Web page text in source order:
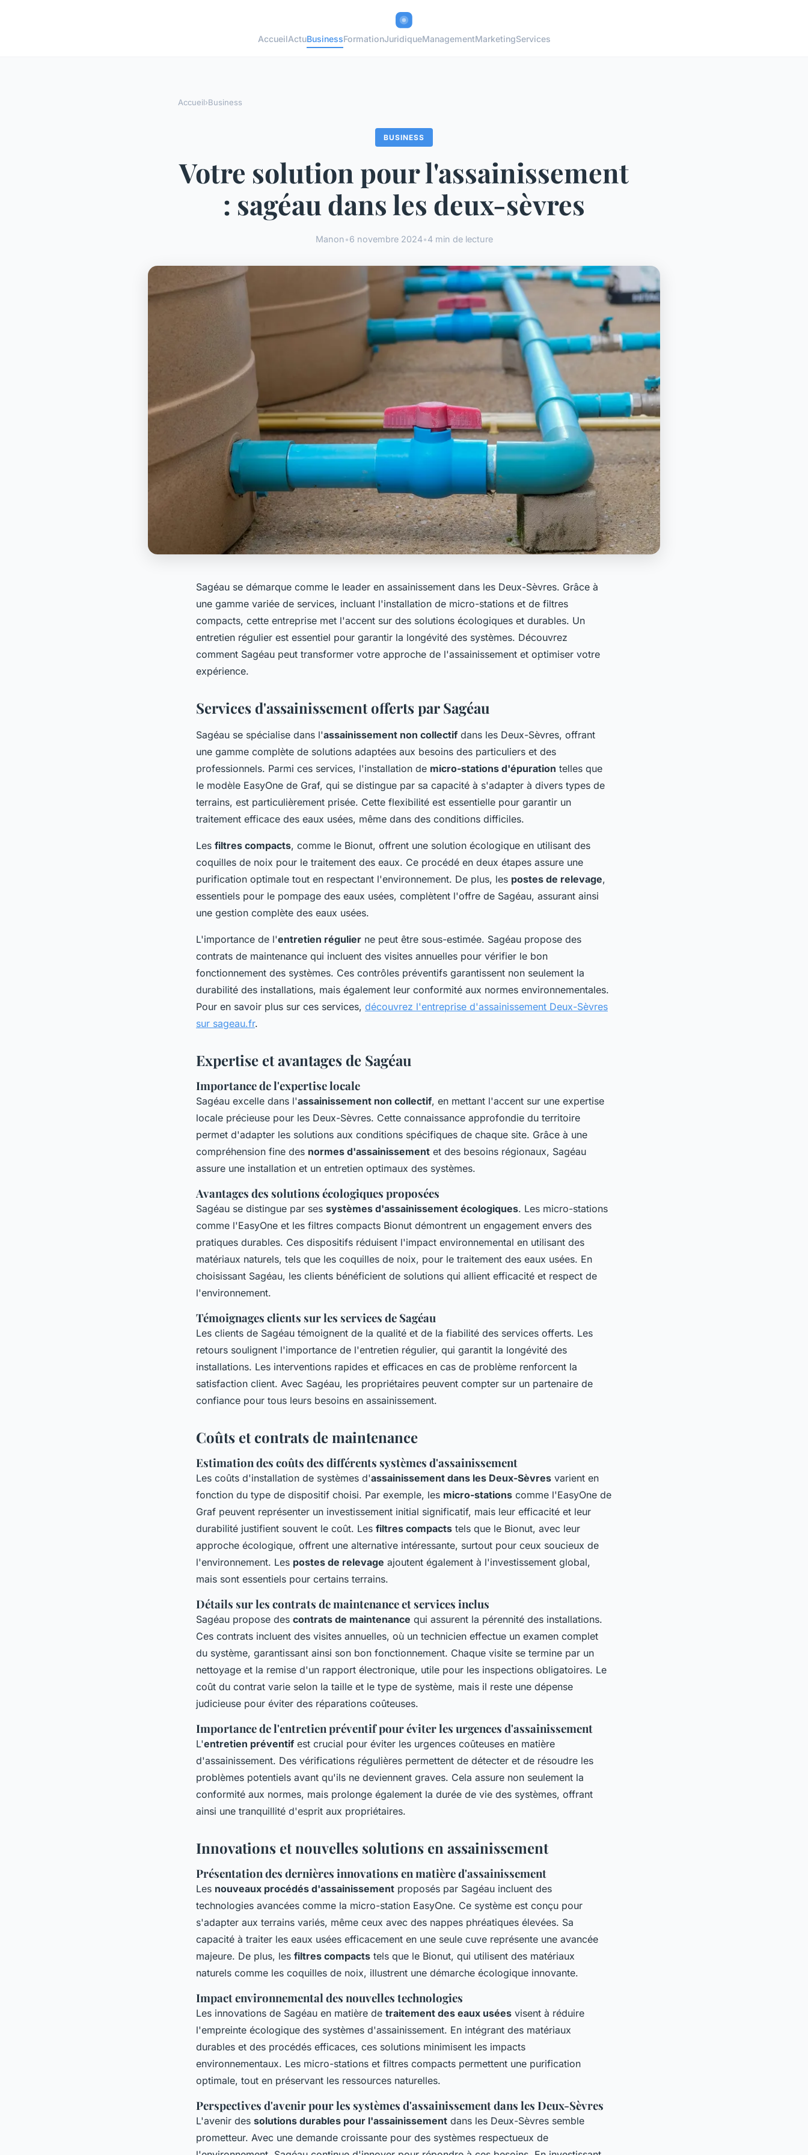
AccueilActuBusinessFormationJuridiqueManagementMarketingServices
Accueil›Business
BUSINESS
Votre solution pour l'assainissement
: sagéau dans les deux-sèvres
Manon•6 novembre 2024•4 min de lecture
Sagéau se démarque comme le leader en assainissement dans les Deux-Sèvres. Grâce à
une gamme variée de services, incluant l'installation de micro-stations et de filtres
compacts, cette entreprise met l'accent sur des solutions écologiques et durables. Un
entretien régulier est essentiel pour garantir la longévité des systèmes. Découvrez
comment Sagéau peut transformer votre approche de l'assainissement et optimiser votre
expérience.
Services d'assainissement offerts par Sagéau
Sagéau se spécialise dans l'assainissement non collectif dans les Deux-Sèvres, offrant
une gamme complète de solutions adaptées aux besoins des particuliers et des
professionnels. Parmi ces services, l'installation de micro-stations d'épuration telles que
le modèle EasyOne de Graf, qui se distingue par sa capacité à s'adapter à divers types de
terrains, est particulièrement prisée. Cette flexibilité est essentielle pour garantir un
traitement efficace des eaux usées, même dans des conditions difficiles.
Les filtres compacts, comme le Bionut, offrent une solution écologique en utilisant des
coquilles de noix pour le traitement des eaux. Ce procédé en deux étapes assure une
purification optimale tout en respectant l'environnement. De plus, les postes de relevage,
essentiels pour le pompage des eaux usées, complètent l'offre de Sagéau, assurant ainsi
une gestion complète des eaux usées.
L'importance de l'entretien régulier ne peut être sous-estimée. Sagéau propose des
contrats de maintenance qui incluent des visites annuelles pour vérifier le bon
fonctionnement des systèmes. Ces contrôles préventifs garantissent non seulement la
durabilité des installations, mais également leur conformité aux normes environnementales.
Pour en savoir plus sur ces services, découvrez l'entreprise d'assainissement Deux-Sèvres
sur sageau.fr.
Expertise et avantages de Sagéau
Importance de l'expertise locale
Sagéau excelle dans l'assainissement non collectif, en mettant l'accent sur une expertise
locale précieuse pour les Deux-Sèvres. Cette connaissance approfondie du territoire
permet d'adapter les solutions aux conditions spécifiques de chaque site. Grâce à une
compréhension fine des normes d'assainissement et des besoins régionaux, Sagéau
assure une installation et un entretien optimaux des systèmes.
Avantages des solutions écologiques proposées
Sagéau se distingue par ses systèmes d'assainissement écologiques. Les micro-stations
comme l'EasyOne et les filtres compacts Bionut démontrent un engagement envers des
pratiques durables. Ces dispositifs réduisent l'impact environnemental en utilisant des
matériaux naturels, tels que les coquilles de noix, pour le traitement des eaux usées. En
choisissant Sagéau, les clients bénéficient de solutions qui allient efficacité et respect de
l'environnement.
Témoignages clients sur les services de Sagéau
Les clients de Sagéau témoignent de la qualité et de la fiabilité des services offerts. Les
retours soulignent l'importance de l'entretien régulier, qui garantit la longévité des
installations. Les interventions rapides et efficaces en cas de problème renforcent la
satisfaction client. Avec Sagéau, les propriétaires peuvent compter sur un partenaire de
confiance pour tous leurs besoins en assainissement.
Coûts et contrats de maintenance
Estimation des coûts des différents systèmes d'assainissement
Les coûts d'installation de systèmes d'assainissement dans les Deux-Sèvres varient en
fonction du type de dispositif choisi. Par exemple, les micro-stations comme l'EasyOne de
Graf peuvent représenter un investissement initial significatif, mais leur efficacité et leur
durabilité justifient souvent le coût. Les filtres compacts tels que le Bionut, avec leur
approche écologique, offrent une alternative intéressante, surtout pour ceux soucieux de
l'environnement. Les postes de relevage ajoutent également à l'investissement global,
mais sont essentiels pour certains terrains.
Détails sur les contrats de maintenance et services inclus
Sagéau propose des contrats de maintenance qui assurent la pérennité des installations.
Ces contrats incluent des visites annuelles, où un technicien effectue un examen complet
du système, garantissant ainsi son bon fonctionnement. Chaque visite se termine par un
nettoyage et la remise d'un rapport électronique, utile pour les inspections obligatoires. Le
coût du contrat varie selon la taille et le type de système, mais il reste une dépense
judicieuse pour éviter des réparations coûteuses.
Importance de l'entretien préventif pour éviter les urgences d'assainissement
L'entretien préventif est crucial pour éviter les urgences coûteuses en matière
d'assainissement. Des vérifications régulières permettent de détecter et de résoudre les
problèmes potentiels avant qu'ils ne deviennent graves. Cela assure non seulement la
conformité aux normes, mais prolonge également la durée de vie des systèmes, offrant
ainsi une tranquillité d'esprit aux propriétaires.
Innovations et nouvelles solutions en assainissement
Présentation des dernières innovations en matière d'assainissement
Les nouveaux procédés d'assainissement proposés par Sagéau incluent des
technologies avancées comme la micro-station EasyOne. Ce système est conçu pour
s'adapter aux terrains variés, même ceux avec des nappes phréatiques élevées. Sa
capacité à traiter les eaux usées efficacement en une seule cuve représente une avancée
majeure. De plus, les filtres compacts tels que le Bionut, qui utilisent des matériaux
naturels comme les coquilles de noix, illustrent une démarche écologique innovante.
Impact environnemental des nouvelles technologies
Les innovations de Sagéau en matière de traitement des eaux usées visent à réduire
l'empreinte écologique des systèmes d'assainissement. En intégrant des matériaux
durables et des procédés efficaces, ces solutions minimisent les impacts
environnementaux. Les micro-stations et filtres compacts permettent une purification
optimale, tout en préservant les ressources naturelles.
Perspectives d'avenir pour les systèmes d'assainissement dans les Deux-Sèvres
L'avenir des solutions durables pour l'assainissement dans les Deux-Sèvres semble
prometteur. Avec une demande croissante pour des systèmes respectueux de